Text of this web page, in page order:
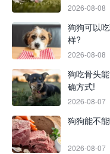
2026-08-08
狗狗可以
样?
2026-08-08
狗吃骨头
确方式!
2026-08-07
狗狗能不
2026-08-07